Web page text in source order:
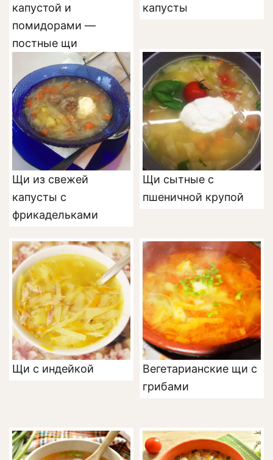
капустой и
помидорами —
постные щи
капусты
Щи из свежей
капусты с
фрикадельками
Щи сытные с
пшеничной крупой
Щи с индейкой
Вегетарианские щи с
грибами